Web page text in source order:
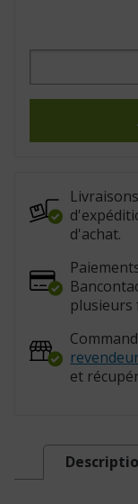
quantité
Compresse
(Réf.
d'achat.
plusieurs
et